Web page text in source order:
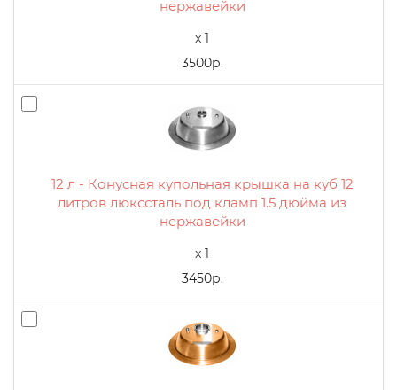
нержавейки
x 1
3500р.
12 л - Конусная купольная крышка на куб 12
литров люкссталь под кламп 1.5 дюйма из
нержавейки
x 1
3450р.